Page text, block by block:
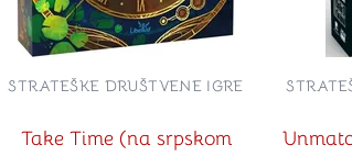
Take Time (na srpskom
STRATEŠKE DRUŠTVENE IGRE